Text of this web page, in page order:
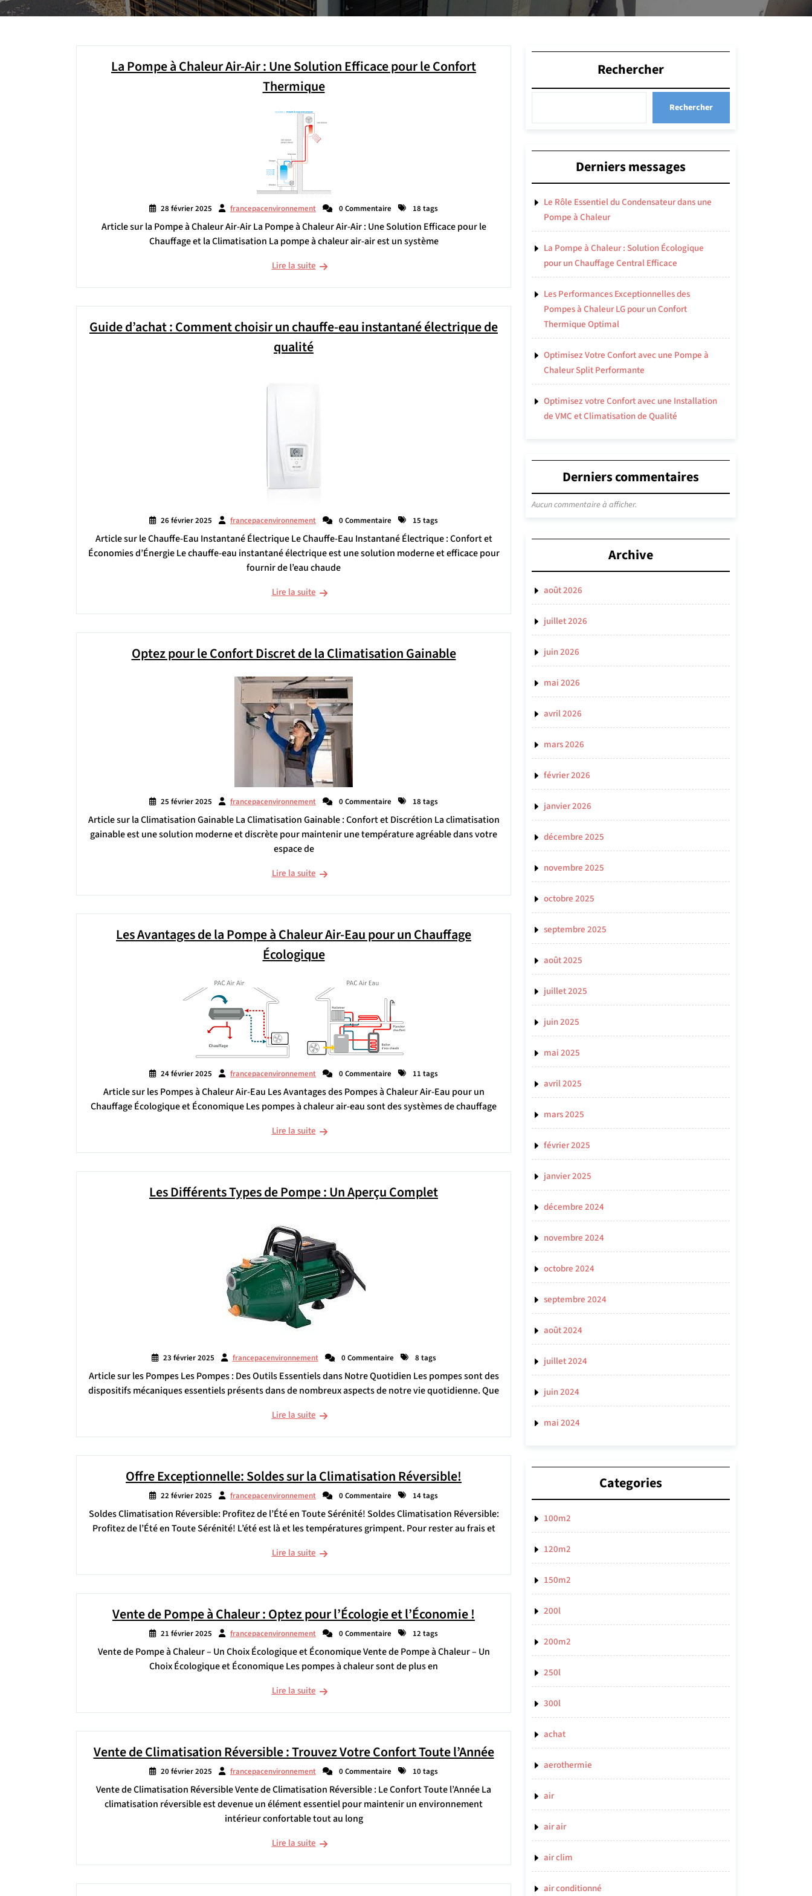
La Pompe à Chaleur Air-Air : Une Solution Efficace pour le Confort
Thermique
28 février 2025 francepacenvironnement 0 Commentaire 18 tags
Article sur la Pompe à Chaleur Air-Air La Pompe à Chaleur Air-Air : Une Solution Efficace pour le
Chauffage et la Climatisation La pompe à chaleur air-air est un système
Lire la suite
Guide d’achat : Comment choisir un chauffe-eau instantané électrique de
qualité
26 février 2025 francepacenvironnement 0 Commentaire 15 tags
Article sur le Chauffe-Eau Instantané Électrique Le Chauffe-Eau Instantané Électrique : Confort et
Économies d’Énergie Le chauffe-eau instantané électrique est une solution moderne et efficace pour
fournir de l’eau chaude
Lire la suite
Optez pour le Confort Discret de la Climatisation Gainable
25 février 2025 francepacenvironnement 0 Commentaire 18 tags
Article sur la Climatisation Gainable La Climatisation Gainable : Confort et Discrétion La climatisation
gainable est une solution moderne et discrète pour maintenir une température agréable dans votre
espace de
Lire la suite
Les Avantages de la Pompe à Chaleur Air-Eau pour un Chauffage
Écologique
24 février 2025 francepacenvironnement 0 Commentaire 11 tags
Article sur les Pompes à Chaleur Air-Eau Les Avantages des Pompes à Chaleur Air-Eau pour un
Chauffage Écologique et Économique Les pompes à chaleur air-eau sont des systèmes de chauffage
Lire la suite
Les Différents Types de Pompe : Un Aperçu Complet
23 février 2025 francepacenvironnement 0 Commentaire 8 tags
Article sur les Pompes Les Pompes : Des Outils Essentiels dans Notre Quotidien Les pompes sont des
dispositifs mécaniques essentiels présents dans de nombreux aspects de notre vie quotidienne. Que
Lire la suite
Offre Exceptionnelle: Soldes sur la Climatisation Réversible!
22 février 2025 francepacenvironnement 0 Commentaire 14 tags
Soldes Climatisation Réversible: Profitez de l’Été en Toute Sérénité! Soldes Climatisation Réversible:
Profitez de l’Été en Toute Sérénité! L’été est là et les températures grimpent. Pour rester au frais et
Lire la suite
Vente de Pompe à Chaleur : Optez pour l’Écologie et l’Économie !
21 février 2025 francepacenvironnement 0 Commentaire 12 tags
Vente de Pompe à Chaleur – Un Choix Écologique et Économique Vente de Pompe à Chaleur – Un
Choix Écologique et Économique Les pompes à chaleur sont de plus en
Lire la suite
Vente de Climatisation Réversible : Trouvez Votre Confort Toute l’Année
20 février 2025 francepacenvironnement 0 Commentaire 10 tags
Vente de Climatisation Réversible Vente de Climatisation Réversible : Le Confort Toute l’Année La
climatisation réversible est devenue un élément essentiel pour maintenir un environnement
intérieur confortable tout au long
Lire la suite
Rechercher
Rechercher
Derniers messages
Le Rôle Essentiel du Condensateur dans une
Pompe à Chaleur
La Pompe à Chaleur : Solution Écologique
pour un Chauffage Central Efficace
Les Performances Exceptionnelles des
Pompes à Chaleur LG pour un Confort
Thermique Optimal
Optimisez Votre Confort avec une Pompe à
Chaleur Split Performante
Optimisez votre Confort avec une Installation
de VMC et Climatisation de Qualité
Derniers commentaires
Aucun commentaire à afficher.
Archive
août 2026
juillet 2026
juin 2026
mai 2026
avril 2026
mars 2026
février 2026
janvier 2026
décembre 2025
novembre 2025
octobre 2025
septembre 2025
août 2025
juillet 2025
juin 2025
mai 2025
avril 2025
mars 2025
février 2025
janvier 2025
décembre 2024
novembre 2024
octobre 2024
septembre 2024
août 2024
juillet 2024
juin 2024
mai 2024
Categories
100m2
120m2
150m2
200l
200m2
250l
300l
achat
aerothermie
air
air air
air clim
air conditionné